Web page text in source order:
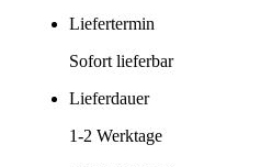
Liefertermin
Sofort lieferbar
Lieferdauer
1-2 Werktage